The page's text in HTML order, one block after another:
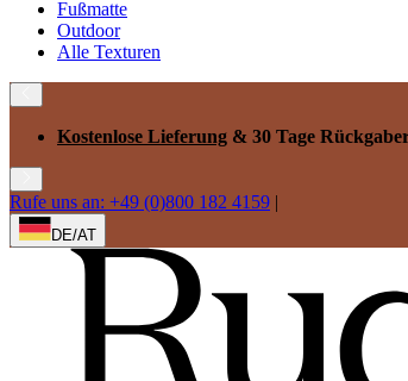
Fußmatte
Outdoor
Alle Texturen
Kostenlose Lieferung & 30 Tage
Rufe uns an: +49 (0)800 182 4159 |
DE/AT